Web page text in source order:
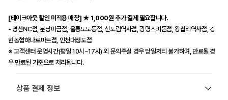
[테이크아웃 할인 미적용 매장] ★ 1,000원 추가 결제 필요합니다.
- 경산NC점, 분당미금점, 울릉도도동점, 신도림역사점, 광명스피돔점, 왕십리역사점, 강
현농협하나로마트점, 인천대청도점
※ 고객센터 운영시간(평일 10시~17시) 외 문의주실 경우 당일처리 불가하며, 만료될 경
우 만료된 기준으로 처리됩니다.
상품 결제 정보